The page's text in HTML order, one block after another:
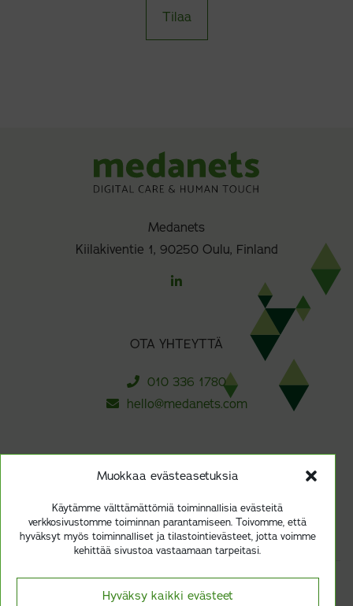
Muokkaa evästeasetuksia
Käytämme välttämättömiä toiminnallisia evästeitä
verkkosivustomme toiminnan parantamiseen. Toivomme, että
hyväksyt myös toiminnalliset ja tilastointievästeet, jotta voimme
kehittää sivustoa vastaamaan tarpeitasi.
Hyväksy kaikki evästeet
Tilaa
Medanets
Kiilakiventie 1, 90250 Oulu, Finland
OTA YHTEYTTÄ
010 336 1780
hello@medanets.com
TILAA UUTISKIRJEEMME
Tilaa
Vastuullisuus ja kestävyys